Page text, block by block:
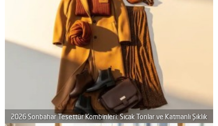
2026 Sonbahar Tesettür Kombinleri: Sıcak Tonlar ve Katmanlı Şıklık